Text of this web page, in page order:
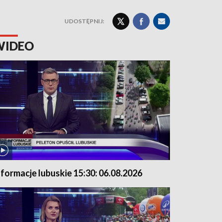
UDOSTĘPNIJ:
lubuskie 15:30: 06.08.2026